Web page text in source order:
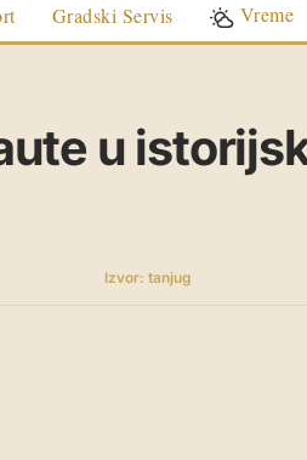
Gradski Servis Vreme
u
Izvor: tanjug